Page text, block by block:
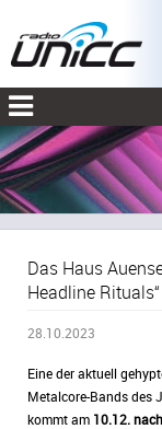
Das Haus
Headline
28.10.2023
Eine der aktuell
Metalcore-Bands des
kommt am 10.12.